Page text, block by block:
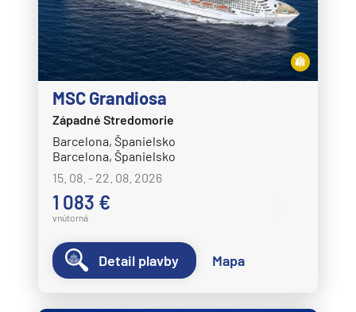
MSC Grandiosa
Západné Stredomorie
Barcelona, Španielsko
Barcelona, Španielsko
15. 08. - 22. 08. 2026
1 083 €
vnútorná
Detail plavby Mapa